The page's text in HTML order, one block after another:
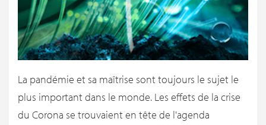
La pandémie et sa maîtrise sont toujours le sujet le
plus important dans le monde. Les effets de la crise
du Corona se trouvaient en tête de l'agenda